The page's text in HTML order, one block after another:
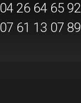
04 26 64 65 92
07 61 13 07 89